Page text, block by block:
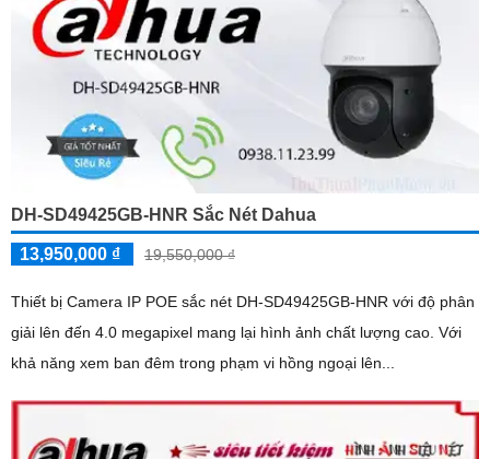
DH-SD49425GB-HNR Sắc Nét Dahua
13,950,000 ₫ 19,550,000 ₫
Thiết bị Camera IP POE sắc nét DH-SD49425GB-HNR với độ phân
giải lên đến 4.0 megapixel mang lại hình ảnh chất lượng cao. Với
khả năng xem ban đêm trong phạm vi hồng ngoại lên...